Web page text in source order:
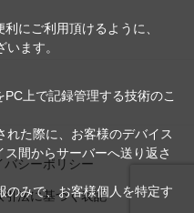
バシーポリシー
引法に基づく表記
にご利用頂けるように、
ます。
上で記録管理する技術のこ
た際に、お客様のデバイス
間からサーバーへ送り返さ
のみで、お客様個人を特定す